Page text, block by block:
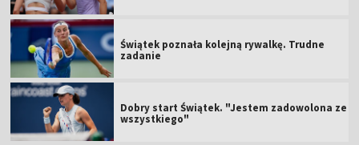
Świątek poznała kolejną rywalkę. Trudne
zadanie
Dobry start Świątek. "Jestem zadowolona ze
wszystkiego"